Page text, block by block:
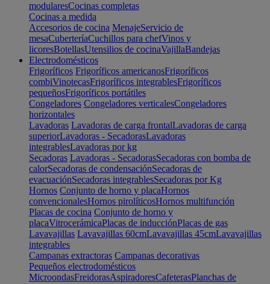
modularesCocinas completas
Cocinas a medida
Accesorios de cocina MenajeServicio de
mesaCuberteríaCuchillos para chefVinos y
licoresBotellasUtensilios de cocinaVajillaBandejas
Electrodomésticos
Frigoríficos Frigoríficos americanosFrigoríficos
combiVinotecasFrigoríficos integrablesFrigoríficos
pequeñosFrigoríficos portátiles
Congeladores Congeladores verticalesCongeladores
horizontales
Lavadoras Lavadoras de carga frontalLavadoras de carga
superiorLavadoras - SecadorasLavadoras
integrablesLavadoras por kg
Secadoras Lavadoras - SecadorasSecadoras con bomba de
calorSecadoras de condensaciónSecadoras de
evacuaciónSecadoras integrablesSecadoras por Kg
Hornos Conjunto de horno y placaHornos
convencionalesHornos pirolíticosHornos multifunción
Placas de cocina Conjunto de horno y
placaVitrocerámicaPlacas de inducciónPlacas de gas
Lavavajillas Lavavajillas 60cmLavavajillas 45cmLavavajillas
integrables
Campanas extractoras Campanas decorativas
Pequeños electrodomésticos
MicroondasFreidorasAspiradoresCafeterasPlanchas de